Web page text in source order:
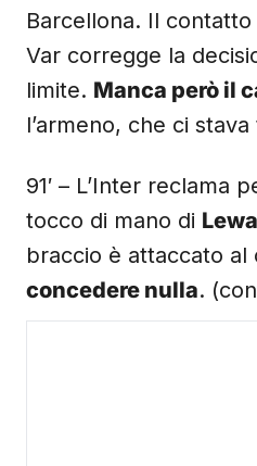
Barcellona. Il
Var corregge la
limite. Manca però il
l’armeno, che ci
91′ – L’Inter reclama
tocco di mano di
braccio è attaccato al
concedere nulla.